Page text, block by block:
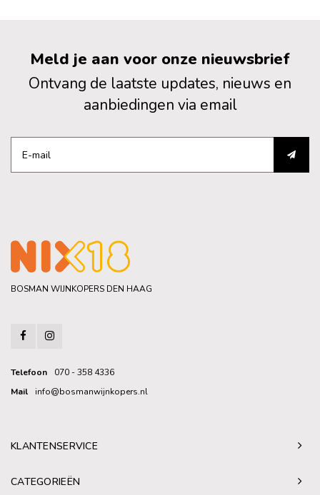
Meld je aan voor onze nieuwsbrief
Ontvang de laatste updates, nieuws en
aanbiedingen via email
BOSMAN WIJNKOPERS DEN HAAG
Telefoon
070 - 358 4336
Mail
info@bosmanwijnkopers.nl
KLANTENSERVICE
CATEGORIEËN